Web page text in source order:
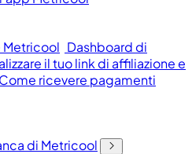
Metricool Dashboard di
il tuo link di affiliazione e
Come ricevere pagamenti
di Metricool